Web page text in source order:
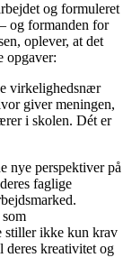
og formuleret
og formanden for
oplever, at det
opgaver:
virkelighedsnær
giver meningen,
i skolen. Dét er
nye perspektiver på
faglige
stiller ikke kun krav
deres kreativitet og